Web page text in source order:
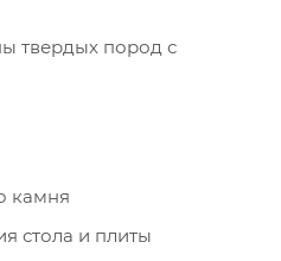
твердых пород с
камня
стола и плиты